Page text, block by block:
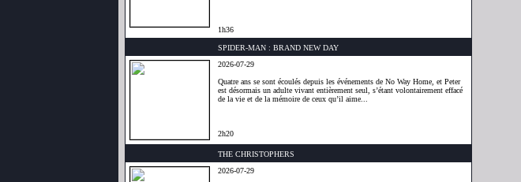
1h36
SPIDER-MAN : BRAND NEW DAY
2026-07-29
Quatre ans se sont écoulés depuis les événements de No Way Home, et Peter
est désormais un adulte vivant entièrement seul, s’étant volontairement effacé
de la vie et de la mémoire de ceux qu’il aime...
2h20
THE CHRISTOPHERS
2026-07-29